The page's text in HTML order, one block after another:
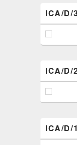
ICA/D/
ICA/D/
ICA/D/